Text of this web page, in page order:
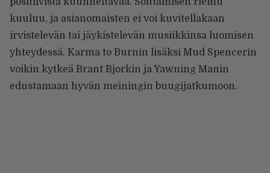
kuuluu, ja asianomaisten ei voi kuvitellakaan
irvistelevän tai jäykistelevän musiikkinsa luomisen
yhteydessä. Karma to Burnin lisäksi Mud Spencerin
voikin kytkeä Brant Bjorkin ja Yawning Manin
edustamaan hyvän meiningin buugijatkumoon.